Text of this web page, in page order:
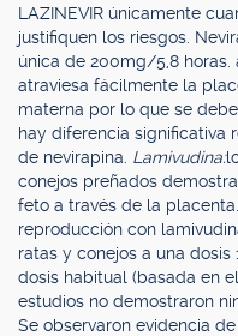
LAZINEVIR únicamente
justifiquen los riesgos.
única de 200mg/5,8
atraviesa fácilmente la
materna por lo que se
hay diferencia significativa
de nevirapina. Lamivudina:
conejos preñados
feto a través de la
reproducción con
ratas y conejos a una
dosis habitual (basada en
estudios no demostraron
Se observaron evidencia